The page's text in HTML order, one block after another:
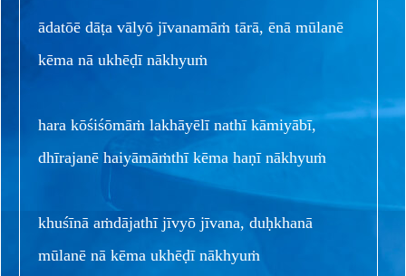
ādatōē dāṭa vālyō jīvanamāṁ tārā, ēnā mūlanē
kēma nā ukhēḍī nākhyuṁ
hara kōśiśōmāṁ lakhāyēlī nathī kāmiyābī,
dhīrajanē haiyāmāṁthī kēma haṇī nākhyuṁ
khuśīnā aṁdājathī jīvyō jīvana, duḥkhanā
mūlanē nā kēma ukhēḍī nākhyuṁ